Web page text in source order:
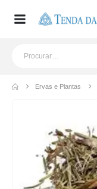
Ervas e Plantas